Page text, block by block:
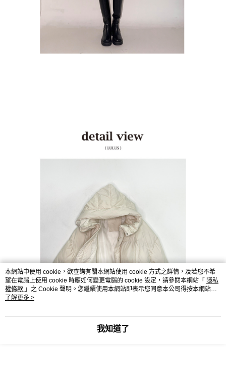
本網站中使用 cookie，欲查詢有關本網站使用 cookie 方式之詳情，及若您不希
望在電腦上使用 cookie 時應如何變更電腦的 cookie 設定，請參閱本網站「 隱私
權條款 」之 Cookie 聲明。您繼續使用本網站即表示您同意本公司得按本網站使
用條款之 Cookie 聲明使用 cookie。
了解更多 >
我知道了